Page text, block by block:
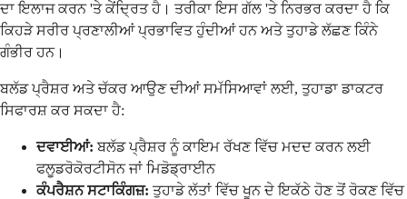
ਦਾ ਇਲਾਜ ਕਰਨ 'ਤੇ ਕੇਂਦ੍ਰਿਤ ਹੈ। ਤਰੀਕਾ ਇਸ ਗੱਲ 'ਤੇ ਨਿਰਭਰ ਕਰਦਾ ਹੈ ਕਿ
ਕਿਹੜੇ ਸਰੀਰ ਪ੍ਰਣਾਲੀਆਂ ਪ੍ਰਭਾਵਿਤ ਹੁੰਦੀਆਂ ਹਨ ਅਤੇ ਤੁਹਾਡੇ ਲੱਛਣ ਕਿੰਨੇ
ਗੰਭੀਰ ਹਨ।
ਬਲੱਡ ਪ੍ਰੈਸ਼ਰ ਅਤੇ ਚੱਕਰ ਆਉਣ ਦੀਆਂ ਸਮੱਸਿਆਵਾਂ ਲਈ, ਤੁਹਾਡਾ ਡਾਕਟਰ
ਸਿਫਾਰਸ਼ ਕਰ ਸਕਦਾ ਹੈ:
ਦਵਾਈਆਂ: ਬਲੱਡ ਪ੍ਰੈਸ਼ਰ ਨੂੰ ਕਾਇਮ ਰੱਖਣ ਵਿੱਚ ਮਦਦ ਕਰਨ ਲਈ
ਫਲੂਡਰੋਕੋਰਟੀਸੋਨ ਜਾਂ ਮਿਡੋਡ੍ਰਾਈਨ
ਕੰਪਰੈਸ਼ਨ ਸਟਾਕਿੰਗਜ਼: ਤੁਹਾਡੇ ਲੱਤਾਂ ਵਿੱਚ ਖੂਨ ਦੇ ਇਕੱਠੇ ਹੋਣ ਤੋਂ ਰੋਕਣ ਵਿੱਚ